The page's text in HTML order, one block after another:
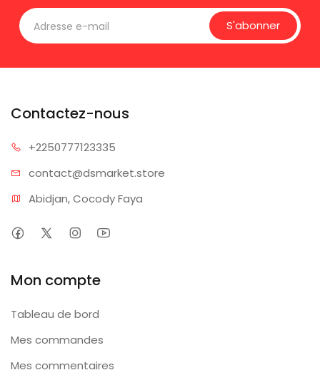
S'abonner
Contactez-nous
+2250777123335
contact@dsmarket.store
Abidjan, Cocody Faya
Mon compte
Tableau de bord
Mes commandes
Mes commentaires